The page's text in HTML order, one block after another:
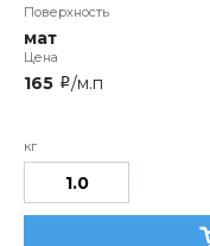
мат
165 i/м.п